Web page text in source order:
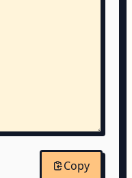
Copy